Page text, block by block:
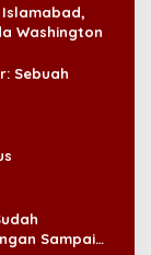
Islamabad,
Washington
Sebuah
Sampai